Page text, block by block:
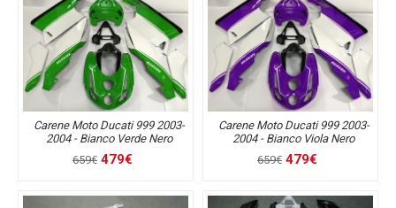
Carene Moto Ducati 999 2003-
2004 - Bianco Verde Nero
659€ 479€
Carene Moto Ducati 999 2003-
2004 - Bianco Viola Nero
659€ 479€